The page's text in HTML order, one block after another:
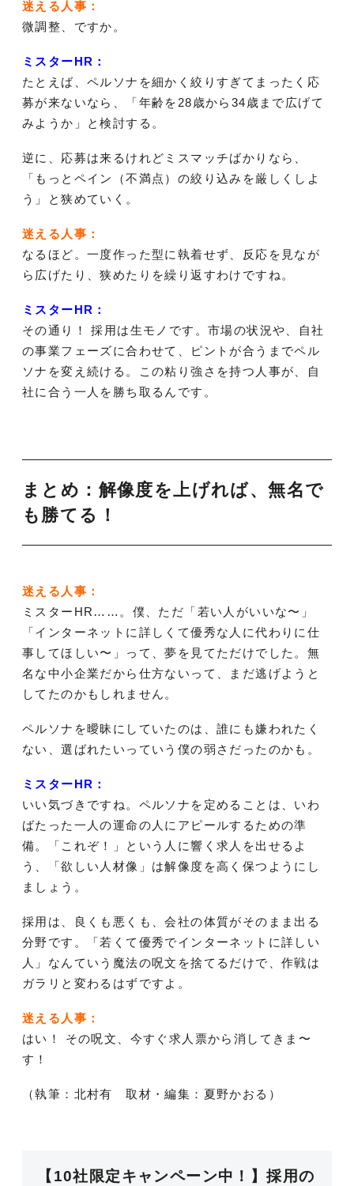
迷える人事：
微調整、ですか。
ミスターHR：
たとえば、ペルソナを細かく絞りすぎてまったく応
募が来ないなら、「年齢を28歳から34歳まで広げて
みようか」と検討する。
逆に、応募は来るけれどミスマッチばかりなら、
「もっとペイン（不満点）の絞り込みを厳しくしよ
う」と狭めていく。
迷える人事：
なるほど。一度作った型に執着せず、反応を見なが
ら広げたり、狭めたりを繰り返すわけですね。
ミスターHR：
その通り！ 採用は生モノです。市場の状況や、自社
の事業フェーズに合わせて、ピントが合うまでペル
ソナを変え続ける。この粘り強さを持つ人事が、自
社に合う一人を勝ち取るんです。
まとめ：解像度を上げれば、無名で
も勝てる！
迷える人事：
ミスターHR……。僕、ただ「若い人がいいな〜」
「インターネットに詳しくて優秀な人に代わりに仕
事してほしい〜」って、夢を見てただけでした。無
名な中小企業だから仕方ないって、まだ逃げようと
してたのかもしれません。
ペルソナを曖昧にしていたのは、誰にも嫌われたく
ない、選ばれたいっていう僕の弱さだったのかも。
ミスターHR：
いい気づきですね。ペルソナを定めることは、いわ
ばたった一人の運命の人にアピールするための準
備。「これぞ！」という人に響く求人を出せるよ
う、「欲しい人材像」は解像度を高く保つようにし
ましょう。
採用は、良くも悪くも、会社の体質がそのまま出る
分野です。「若くて優秀でインターネットに詳しい
人」なんていう魔法の呪文を捨てるだけで、作戦は
ガラリと変わるはずですよ。
迷える人事：
はい！ その呪文、今すぐ求人票から消してきま〜
す！
（執筆：北村有 取材・編集：夏野かおる）
【10社限定キャンペーン中！】採用の